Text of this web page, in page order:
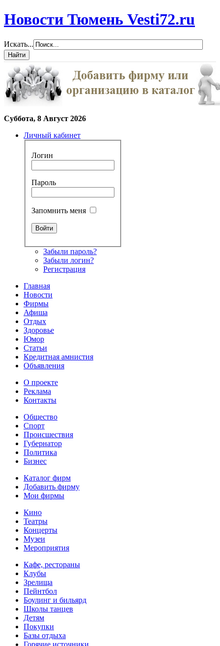
Новости Тюмень Vesti72.ru
Искать...
Суббота, 8 Август 2026
Личный кабинет
Логин
Пароль
Запомнить меня
Забыли пароль?
Забыли логин?
Регистрация
Главная
Новости
Фирмы
Афиша
Отдых
Здоровье
Юмор
Статьи
Кредитная амнистия
Объявления
О проекте
Реклама
Контакты
Общество
Спорт
Происшествия
Губернатор
Политика
Бизнес
Каталог фирм
Добавить фирму
Мои фирмы
Кино
Театры
Концерты
Музеи
Мероприятия
Кафе, рестораны
Клубы
Зрелища
Пейнтбол
Боулинг и бильярд
Школы танцев
Детям
Покупки
Базы отдыха